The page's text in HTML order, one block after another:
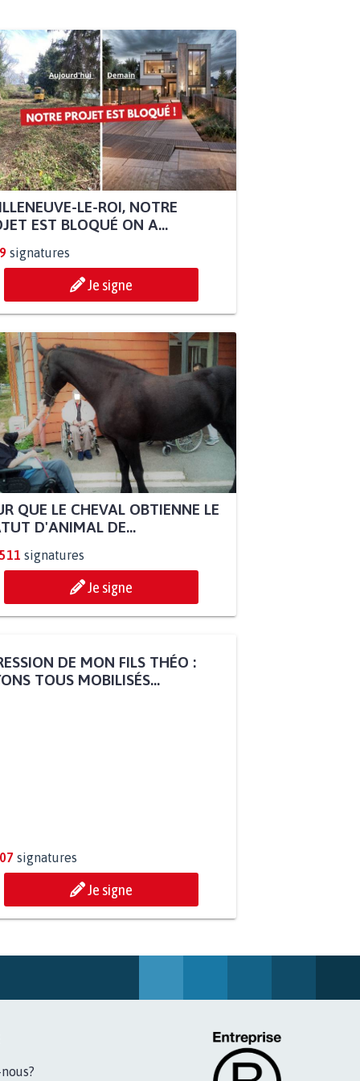
LE-ROI, NOTRE
EST BLOQUÉ ON A...
signatures
Je signe
QUE LE CHEVAL OBTIENNE LE
D'ANIMAL DE...
signatures
Je signe
signatures
Je signe